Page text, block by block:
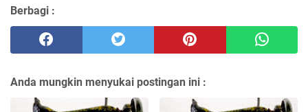
Berbagi :
Anda mungkin menyukai postingan ini :